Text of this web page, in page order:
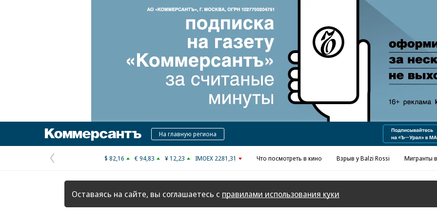
Реклама в «Ъ» www.kommersant.ru/ad
КоммерсантъНа главную региона
Предыдущая
страница
$ 82,16 € 94,83 ¥ 12,23 IMOEX 2281,31 Что посмотреть в кино Взрыв у Balzi Rossi Мигранты
Оставаясь на сайте, вы соглашаетесь с правилами использования куки